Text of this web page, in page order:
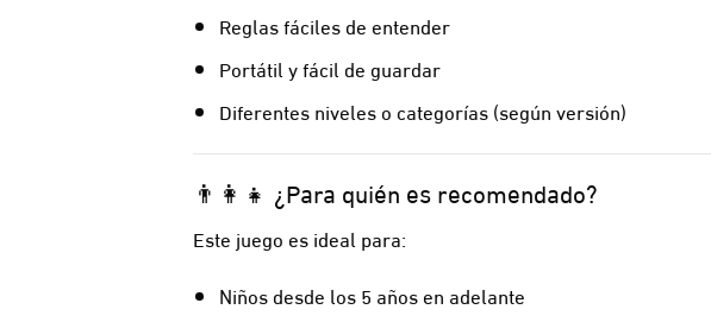
Reglas fáciles de entender
Portátil y fácil de guardar
Diferentes niveles o categorías (según versión)
👨‍👩‍👧 ¿Para quién es recomendado?
Este juego es ideal para:
Niños desde los 5 años en adelante